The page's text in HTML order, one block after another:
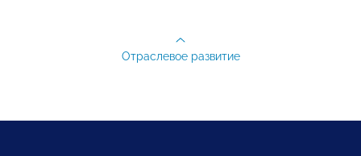
Отраслевое развитие